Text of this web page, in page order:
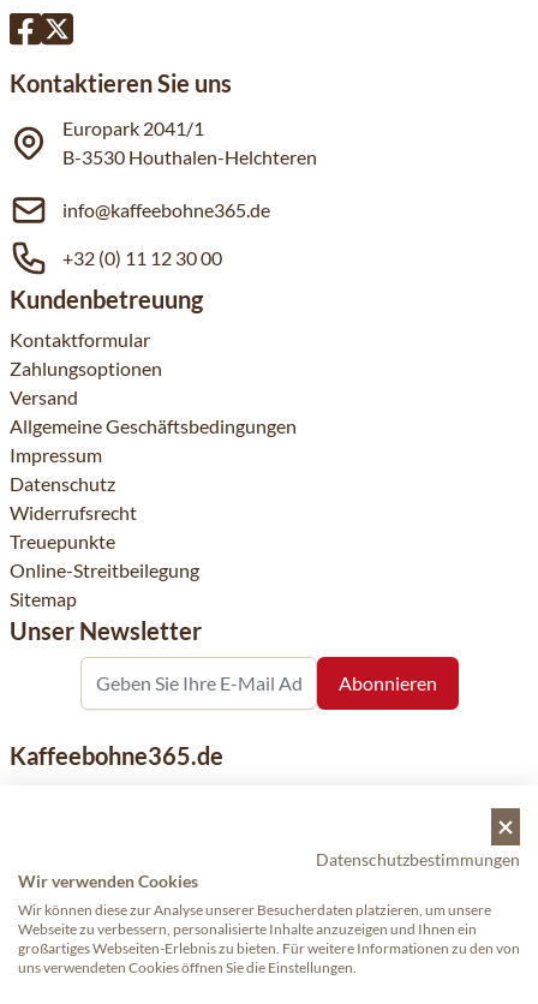
Kontaktieren Sie uns
Europark 2041/1
B-3530 Houthalen-Helchteren
info@kaffeebohne365.de
+32 (0) 11 12 30 00
Kundenbetreuung
Kontaktformular
Zahlungsoptionen
Versand
Allgemeine Geschäftsbedingungen
Impressum
Datenschutz
Widerrufsrecht
Treuepunkte
Online-Streitbeilegung
Sitemap
Unser Newsletter
Kaffeebohne365.de
bekannter nationaler und internationaler Marken ist eine
unserer Spezialitäten. Qualität und Kundenservice stehen
dabei an erster Stelle.
Datenschutzbestimmungen
Wir verwenden Cookies
Wir können diese zur Analyse unserer Besucherdaten platzieren, um unsere
Webseite zu verbessern, personalisierte Inhalte anzuzeigen und Ihnen ein
großartiges Webseiten-Erlebnis zu bieten. Für weitere Informationen zu den von
uns verwendeten Cookies öffnen Sie die Einstellungen.